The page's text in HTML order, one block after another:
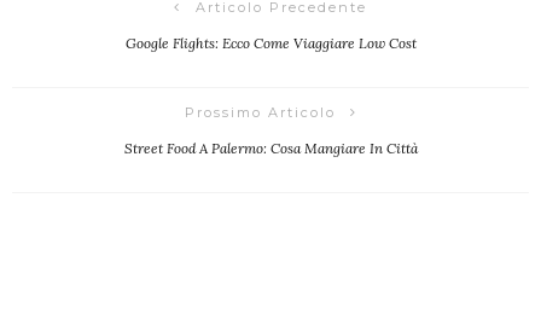
Articolo Precedente
Google Flights: Ecco Come Viaggiare Low Cost
Prossimo Articolo
Street Food A Palermo: Cosa Mangiare In Città